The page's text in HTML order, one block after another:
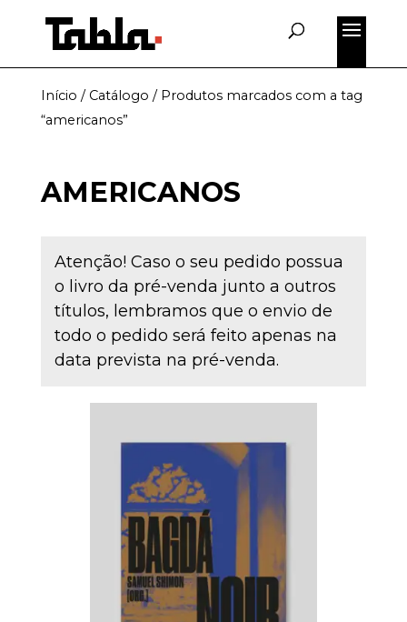
Início / Catálogo / Produtos marcados com a tag
“americanos”
AMERICANOS
Atenção! Caso o seu pedido possua
o livro da pré-venda junto a outros
títulos, lembramos que o envio de
todo o pedido será feito apenas na
data prevista na pré-venda.